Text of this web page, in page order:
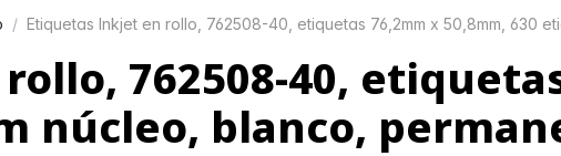
Etiquetas Inkjet en rollo, 762508-40, etiquetas 76,2mm x 50,8mm, 630
762508-40,
núcleo, blanco,